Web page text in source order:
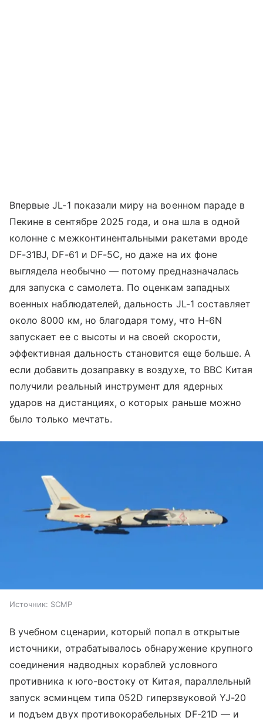
Впервые JL-1 показали миру на военном параде в
Пекине в сентябре 2025 года, и она шла в одной
колонне с межконтинентальными ракетами вроде
DF-31BJ, DF-61 и DF-5C, но даже на их фоне
выглядела необычно — потому предназначалась
для запуска с самолета. По оценкам западных
военных наблюдателей, дальность JL-1 составляет
около 8000 км, но благодаря тому, что H-6N
запускает ее с высоты и на своей скорости,
эффективная дальность становится еще больше. А
если добавить дозаправку в воздухе, то ВВС Китая
получили реальный инструмент для ядерных
ударов на дистанциях, о которых раньше можно
было только мечтать.
Источник: SCMP
В учебном сценарии, который попал в открытые
источники, отрабатывалось обнаружение крупного
соединения надводных кораблей условного
противника к юго-востоку от Китая, параллельный
запуск эсминцем типа 052D гиперзвуковой YJ-20
и подъем двух противокорабельных DF-21D — и